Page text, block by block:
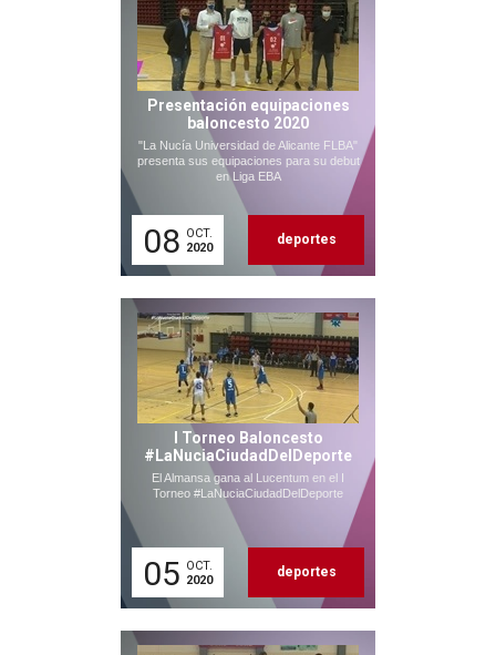
Presentación equipaciones
baloncesto 2020
"La Nucía Universidad de Alicante FLBA"
presenta sus equipaciones para su debut
en Liga EBA
08 OCT.
2020
deportes
I Torneo Baloncesto
#LaNuciaCiudadDelDeporte
El Almansa gana al Lucentum en el I
Torneo #LaNuciaCiudadDelDeporte
05 OCT.
2020
deportes